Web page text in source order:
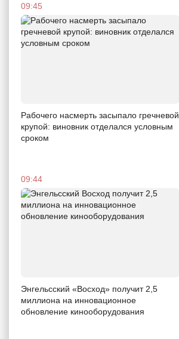
09:45
Рабочего насмерть засыпало гречневой
крупой: виновник отделался условным
сроком
09:44
Энгельсский «Восход» получит 2,5
миллиона на инновационное
обновление кинооборудования